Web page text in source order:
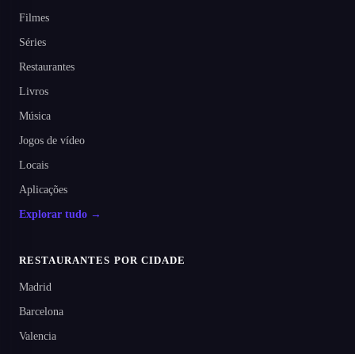
Filmes
Séries
Restaurantes
Livros
Música
Jogos de vídeo
Locais
Aplicações
Explorar tudo →
RESTAURANTES POR CIDADE
Madrid
Barcelona
Valencia